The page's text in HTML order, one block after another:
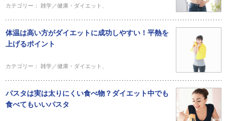
カテゴリー：雑学／健康・ダイエット
体温は高い方がダイエットに成功しやすい！平熱を
上げるポイント
カテゴリー：雑学／健康・ダイエット
パスタは実は太りにくい食べ物？ダイエット中でも
食べてもいいパスタ